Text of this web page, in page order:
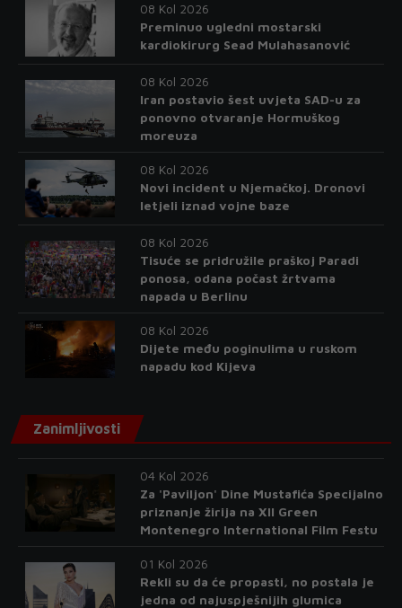
08 Kol 2026
Preminuo ugledni mostarski
kardiokirurg Sead Mulahasanović
08 Kol 2026
Iran postavio šest uvjeta SAD-u za
ponovno otvaranje Hormuškog
moreuza
08 Kol 2026
Novi incident u Njemačkoj. Dronovi
letjeli iznad vojne baze
08 Kol 2026
Tisuće se pridružile praškoj Paradi
ponosa, odana počast žrtvama
napada u Berlinu
08 Kol 2026
Dijete među poginulima u ruskom
napadu kod Kijeva
Zanimljivosti
04 Kol 2026
Za 'Paviljon' Dine Mustafića Specijalno
priznanje žirija na XII Green
Montenegro International Film Festu
01 Kol 2026
Rekli su da će propasti, no postala je
jedna od najuspješnijih glumica